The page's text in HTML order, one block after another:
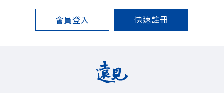
會員登入 快速註冊